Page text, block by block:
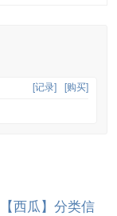
[购买]
[记录]
【西瓜】分类信